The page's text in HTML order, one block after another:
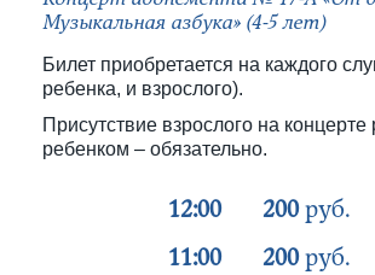
Музыкальная азбука» (4-5 лет)
Билет приобретается на каждого
ребенка, и взрослого).
Присутствие взрослого на
ребенком – обязательно.
12:00 200руб.
11:00
200руб.